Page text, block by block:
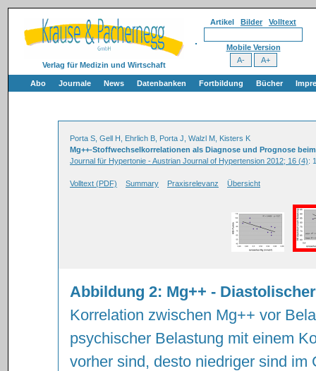
Verlag für Medizin und Wirtschaft
Artikel Bilder Volltext
Mobile Version
Abo Journale News Datenbanken Fortbildung Bücher
Porta S, Gell H, Ehrlich B, Porta J, Walzl M, Kisters K
Mg++-Stoffwechselkorrelationen als Diagnose und Prognose
Journal für Hypertonie - Austrian Journal of Hypertension 2012; 16 (4):
Volltext (PDF) Summary Praxisrelevanz Übersicht
Abbildung 2: Mg++ -
Korrelation zwischen Mg++ vor
psychischer Belastung mit einem
vorher sind, desto niedriger sind